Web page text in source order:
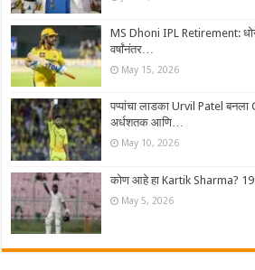
MS Dhoni IPL Retirement:
वर्षांनंतर…
May 15, 2026
पप्पांचा लाडका Urvil Patel
अर्धशतक आणि…
May 10, 2026
कोण आहे हा Kartik Sharma? 19
May 5, 2026